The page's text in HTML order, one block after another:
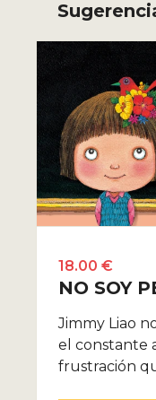
18.00 €
NO SOY
Jimmy Liao
el constante
frustración